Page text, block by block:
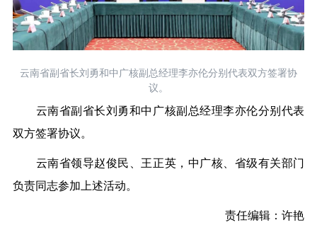
云南省副省长刘勇和中广核副总经理李亦伦分别代表双方签署协
议。
云南省副省长刘勇和中广核副总经理李亦伦分别代表
双方签署协议。
云南省领导赵俊民、王正英，中广核、省级有关部门
负责同志参加上述活动。
责任编辑：许艳